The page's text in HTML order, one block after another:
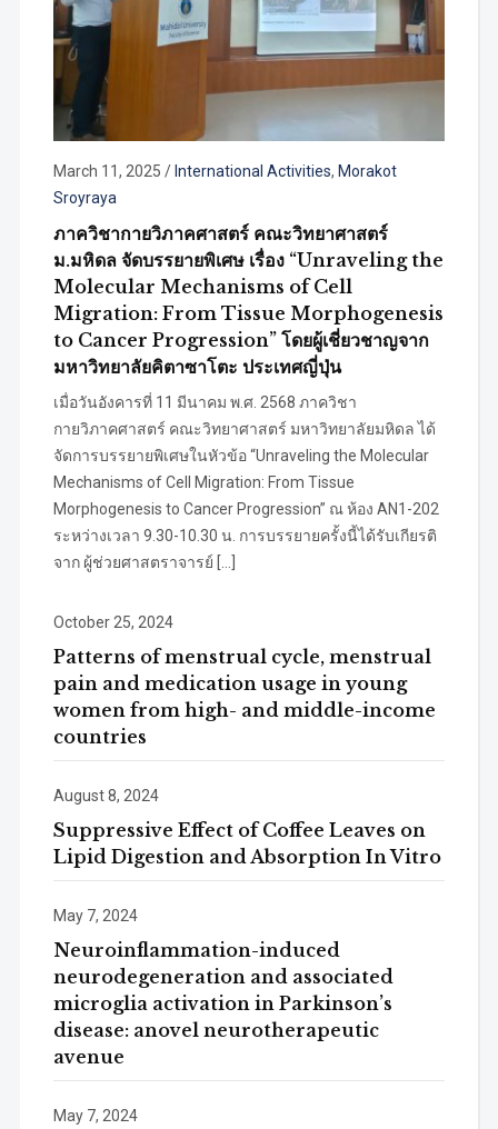
March 11, 2025 / International Activities, Morakot
Sroyraya
ภาควิชากายวิภาคศาสตร์ คณะวิทยาศาสตร์
ม.มหิดล จัดบรรยายพิเศษ เรื่อง “Unraveling the
Molecular Mechanisms of Cell
Migration: From Tissue Morphogenesis
to Cancer Progression” โดยผู้เชี่ยวชาญจาก
มหาวิทยาลัยคิตาซาโตะ ประเทศญี่ปุ่น
เมื่อวันอังคารที่ 11 มีนาคม พ.ศ. 2568 ภาควิชา
กายวิภาคศาสตร์ คณะวิทยาศาสตร์ มหาวิทยาลัยมหิดล ได้
จัดการบรรยายพิเศษในหัวข้อ “Unraveling the Molecular
Mechanisms of Cell Migration: From Tissue
Morphogenesis to Cancer Progression” ณ ห้อง AN1-202
ระหว่างเวลา 9.30-10.30 น. การบรรยายครั้งนี้ได้รับเกียรติ
จาก ผู้ช่วยศาสตราจารย์ […]
October 25, 2024
Patterns of menstrual cycle, menstrual
pain and medication usage in young
women from high- and middle-income
countries
August 8, 2024
Suppressive Effect of Coffee Leaves on
Lipid Digestion and Absorption In Vitro
May 7, 2024
Neuroinflammation-induced
neurodegeneration and associated
microglia activation in Parkinson’s
disease: anovel neurotherapeutic
avenue
May 7, 2024